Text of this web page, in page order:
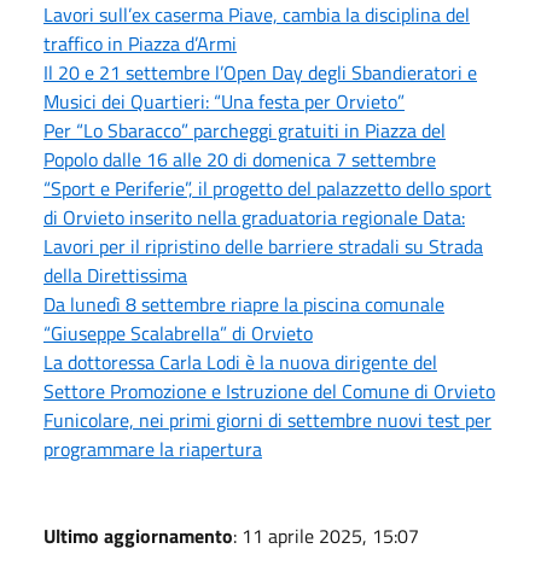
Lavori sull’ex caserma Piave, cambia la disciplina del
traffico in Piazza d’Armi
Il 20 e 21 settembre l’Open Day degli Sbandieratori e
Musici dei Quartieri: “Una festa per Orvieto”
Per “Lo Sbaracco” parcheggi gratuiti in Piazza del
Popolo dalle 16 alle 20 di domenica 7 settembre
“Sport e Periferie”, il progetto del palazzetto dello sport
di Orvieto inserito nella graduatoria regionale Data:
Lavori per il ripristino delle barriere stradali su Strada
della Direttissima
Da lunedì 8 settembre riapre la piscina comunale
“Giuseppe Scalabrella” di Orvieto
La dottoressa Carla Lodi è la nuova dirigente del
Settore Promozione e Istruzione del Comune di Orvieto
Funicolare, nei primi giorni di settembre nuovi test per
programmare la riapertura
Ultimo aggiornamento: 11 aprile 2025, 15:07